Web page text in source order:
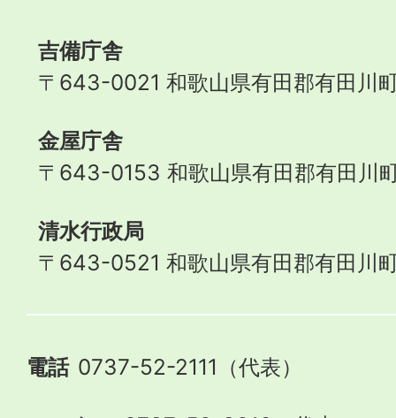
吉備庁舎
〒643-0021 和歌山県有田郡有田川
金屋庁舎
〒643-0153 和歌山県有田郡有田川
清水行政局
〒643-0521 和歌山県有田郡有田川
電話 0737-52-2111（代表）